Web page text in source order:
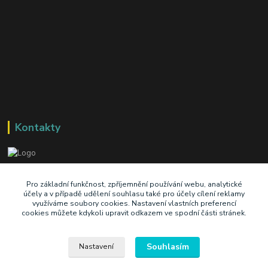
Kontakty
+420 603 345 409
prodej@ik-oil.cz
Pro základní funkčnost, zpříjemnění používání webu, analytické
účely a v případě udělení souhlasu také pro účely cílení reklamy
využíváme soubory cookies. Nastavení vlastních preferencí
cookies můžete kdykoli upravit odkazem ve spodní části stránek.
Nastavení Souhlasím